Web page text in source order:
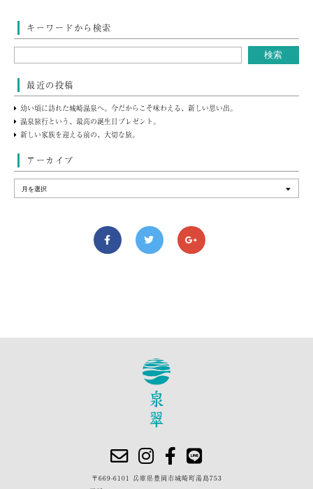
キーワードから検索
最近の投稿
幼い頃に訪れた城崎温泉へ。今だからこそ味わえる、新しい思い出。
温泉旅行という、最高の誕生日プレゼント。
新しい家族を迎える前の、大切な旅。
アーカイブ
〒669-6101 兵庫県豊岡市城崎町湯島753